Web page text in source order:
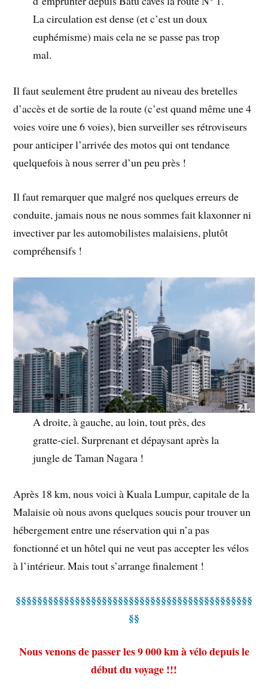
La circulation est dense (et c’est un doux
euphémisme) mais cela ne se passe pas trop
mal.
Il faut seulement être prudent au niveau des bretelles
d’accès et de sortie de la route (c’est quand même une 4
voies voire une 6 voies), bien surveiller ses rétroviseurs
pour anticiper l’arrivée des motos qui ont tendance
quelquefois à nous serrer d’un peu près !
Il faut remarquer que malgré nos quelques erreurs de
conduite, jamais nous ne nous sommes fait klaxonner ni
invectiver par les automobilistes malaisiens, plutôt
compréhensifs !
A droite, à gauche, au loin, tout près, des
gratte-ciel. Surprenant et dépaysant après la
jungle de Taman Nagara !
Après 18 km, nous voici à Kuala Lumpur, capitale de la
Malaisie où nous avons quelques soucis pour trouver un
hébergement entre une réservation qui n’a pas
fonctionné et un hôtel qui ne veut pas accepter les vélos
à l’intérieur. Mais tout s’arrange finalement !
§§§§§§§§§§§§§§§§§§§§§§§§§§§§§§§§§§§§§§§§§§§§
§§
Nous venons de passer les 9 000 km à vélo depuis le
début du voyage !!!